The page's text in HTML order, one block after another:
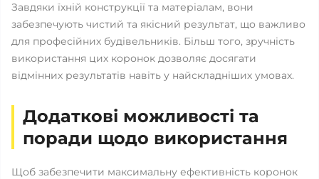
Завдяки їхній конструкції та матеріалам, вони
забезпечують чистий та якісний результат, що важливо
для професійних будівельників. Більш того, зручність
використання цих коронок дозволяє досягати
відмінних результатів навіть у найскладніших умовах.
Додаткові можливості та
поради щодо використання
Щоб забезпечити максимальну ефективність коронок